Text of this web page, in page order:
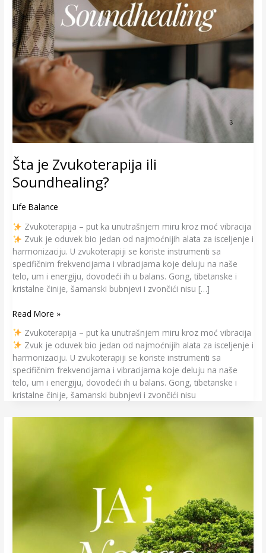
Šta je Zvukoterapija ili
Soundhealing?
Life Balance
Zvukoterapija – put ka unutrašnjem miru kroz moć vibracija
Zvuk je oduvek bio jedan od najmoćnijih alata za isceljenje i
harmonizaciju. U zvukoterapiji se koriste instrumenti sa
specifičnim frekvencijama i vibracijama koje deluju na naše
telo, um i energiju, dovodeći ih u balans. Gong, tibetanske i
kristalne činije, šamanski bubnjevi i zvončići nisu […]
Read More »
Zvukoterapija – put ka unutrašnjem miru kroz moć vibracija
Zvuk je oduvek bio jedan od najmoćnijih alata za isceljenje i
harmonizaciju. U zvukoterapiji se koriste instrumenti sa
specifičnim frekvencijama i vibracijama koje deluju na naše
telo, um i energiju, dovodeći ih u balans. Gong, tibetanske i
kristalne činije, šamanski bubnjevi i zvončići nisu